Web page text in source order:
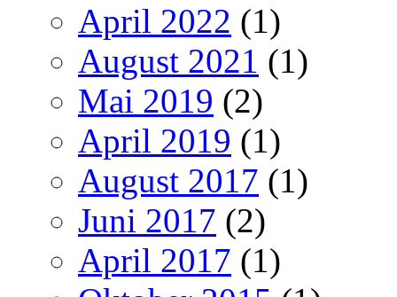
April 2022 (1)
August 2021 (1)
Mai 2019 (2)
April 2019 (1)
August 2017 (1)
Juni 2017 (2)
April 2017 (1)